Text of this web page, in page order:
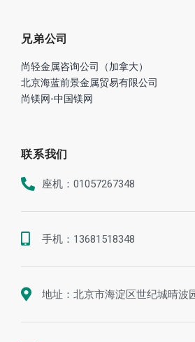
兄弟公司
尚轻金属咨询公司（加拿大）
北京海蓝前景金属贸易有限公司
尚镁网-中国镁网
联系我们
座机：01057267348
手机：13681518348
地址：北京市海淀区世纪城晴波